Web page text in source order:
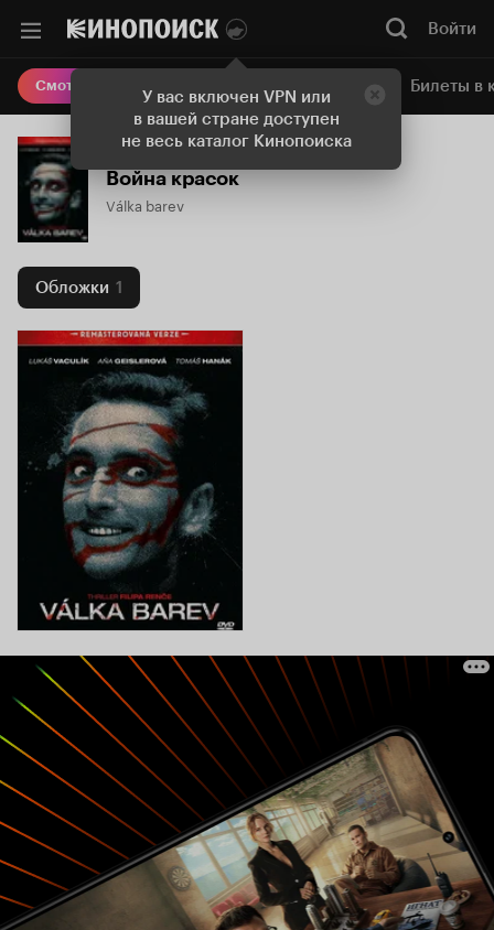
У вас включен VPN или
в вашей стране доступен
не весь каталог Кинопоиска
Войти
Смотреть кино Онлайн-кинотеатр Билеты в
Война красок
Válka barev
Обложки 1